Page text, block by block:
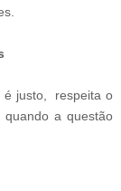
é justo, respeita o
quando a questão